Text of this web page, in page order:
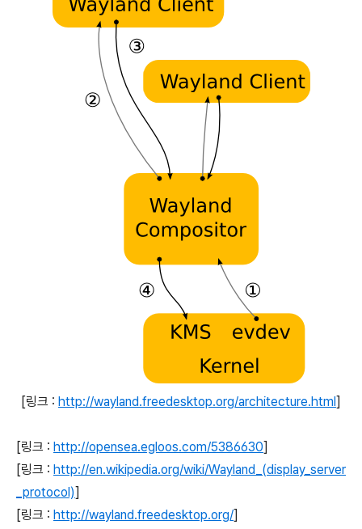
[링크 : http://wayland.freedesktop.org/architecture.html]
[링크 : http://opensea.egloos.com/5386630]
[링크 : http://en.wikipedia.org/wiki/Wayland_(display_server
_protocol)]
[링크 : http://wayland.freedesktop.org/]